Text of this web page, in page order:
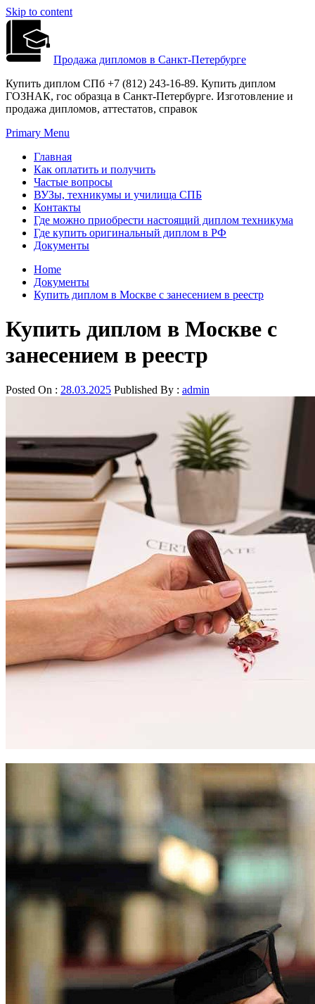
Skip to content
Продажа дипломов в Санкт-Петербурге
Купить диплом СПб +7 (812) 243-16-89. Купить диплом
ГОЗНАК, гос образца в Санкт-Петербурге. Изготовление и
продажа дипломов, аттестатов, справок
Primary Menu
Главная
Как оплатить и получить
Частые вопросы
ВУЗы, техникумы и училища СПБ
Контакты
Где можно приобрести настоящий диплом техникума
Где купить оригинальный диплом в РФ
Документы
Home
Документы
Купить диплом в Москве с занесением в реестр
Купить диплом в Москве с
занесением в реестр
Posted On : 28.03.2025 Published By : admin